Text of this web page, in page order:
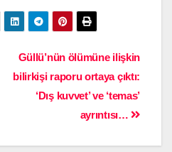
Güllü’nün ölümüne ilişkin
bilirkişi raporu ortaya çıktı:
‘Dış kuvvet’ ve ‘temas’
ayrıntısı…